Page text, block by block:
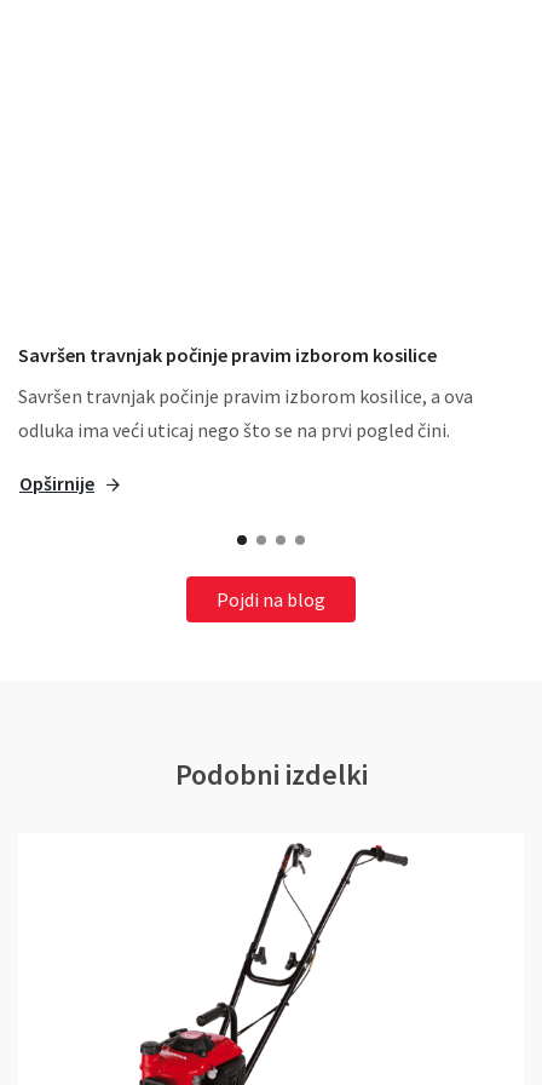
Savršen travnjak počinje pravim izborom kosilice
Savršen travnjak počinje pravim izborom kosilice, a ova
odluka ima veći uticaj nego što se na prvi pogled čini.
Opširnije
Pojdi na blog
Podobni izdelki